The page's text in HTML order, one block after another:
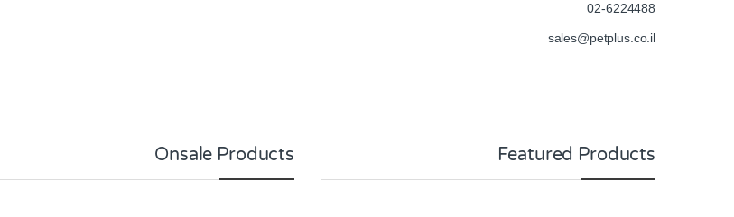
02-6224488
sales@petplus.co.il
Featured Products
Onsale Products